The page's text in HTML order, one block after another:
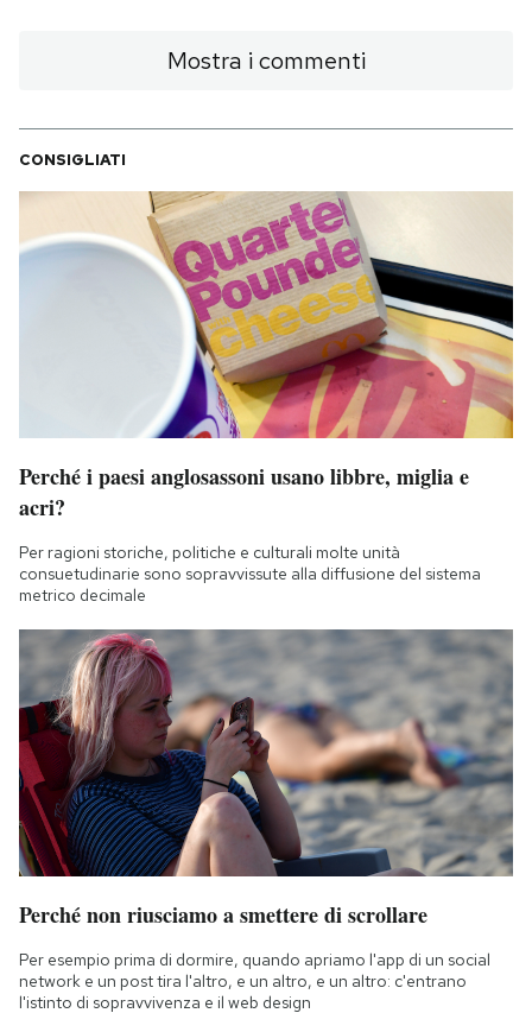
Mostra i commenti
CONSIGLIATI
Perché i paesi anglosassoni usano libbre, miglia e
acri?
Per ragioni storiche, politiche e culturali molte unità
consuetudinarie sono sopravvissute alla diffusione del sistema
metrico decimale
Perché non riusciamo a smettere di scrollare
Per esempio prima di dormire, quando apriamo l'app di un social
network e un post tira l'altro, e un altro, e un altro: c'entrano
l'istinto di sopravvivenza e il web design